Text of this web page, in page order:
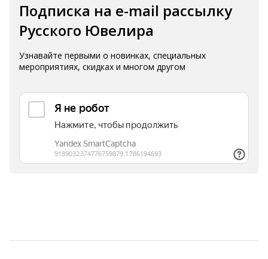
Подписка на e-mail рассылку
Русского Ювелира
Узнавайте первыми о новинках, специальных
мероприятиях, скидках и многом другом